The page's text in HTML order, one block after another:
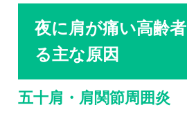
夜に肩が痛い高齢
る主な原因
五十肩・肩関節周囲炎